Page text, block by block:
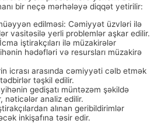
bir neçə mərhələyə diqqət yetirilir:
edilməsi: Cəmiyyət üzvləri ilə
vasitəsilə yerli problemlər aşkar edilir.
iştirakçıları ilə müzakirələr
hədəfləri və resursları müzakirə
icrası arasında cəmiyyəti cəlb etmək
təşkil edilir.
gedişatı müntəzəm şəkildə
nəticələr analiz edilir.
alınan geribildirimlər
inkişafına təsir edir.